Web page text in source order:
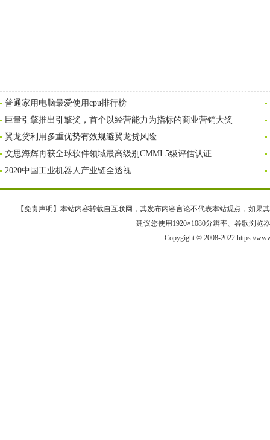
普通家用电脑最爱使用cpu排行榜
巨量引擎推出引擎奖，首个以经营能力为指标的商业营销大奖
翼龙贷利用多重优势有效规避翼龙贷风险
文思海辉再获全球软件领域最高级别CMMI 5级评估认证
2020中国工业机器人产业链全透视
【免责声明】本站内容转载自互联网，其发布内容言论不代表本站观点，如果
建议您使用1920×1080分辨率、谷歌浏览
Copygight © 2008-2022 https://